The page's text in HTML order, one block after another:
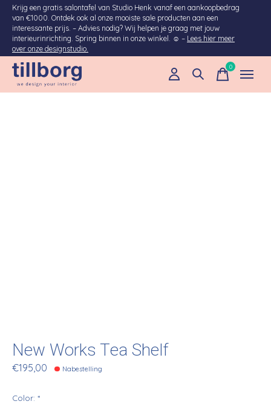
Krijg een gratis salontafel van Studio Henk vanaf een aankoopbedrag
van €1000. Ontdek ook al onze mooiste sale producten aan een
interessante prijs. – Advies nodig? Wij helpen je graag met jouw
interieurinrichting. Spring binnen in onze winkel. ☺ – Lees hier meer
over onze designstudio.
0items
New Works Tea Shelf
€195,00 Nabestelling
Color: *